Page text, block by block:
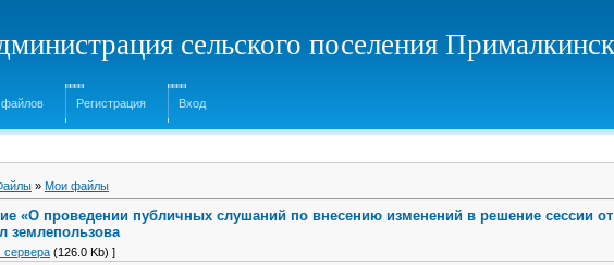
сельского поселения
файлов Регистрация Вход
» Мои файлы
«О проведении публичных слушаний по внесению изменений в решение сессии
землепользова
сервера (126.0 Kb) ]